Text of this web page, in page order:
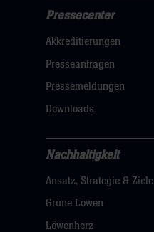
Navigation
öffnen,
dann
hier
Pressecenter
Akkreditierungen
Presseanfragen
Pressemeldungen
Downloads
Nachhaltigkeit
Navigation
öffnen,
dann
Nachhaltigkeit
Ansatz, Strategie & Ziele
Grüne Löwen
Löwenherz